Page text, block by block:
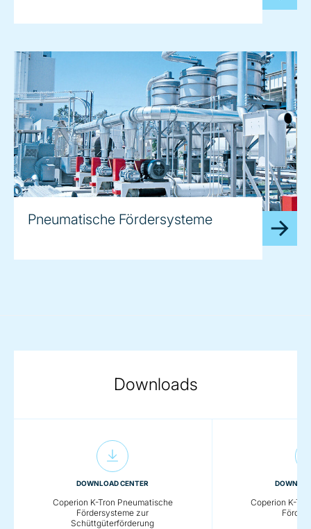
Pneumatische Fördersysteme
Downloads
DOWNLOAD CENTER
Coperion K-Tron Pneumatische
Fördersysteme zur
Schüttgüterförderung
Coperion K-